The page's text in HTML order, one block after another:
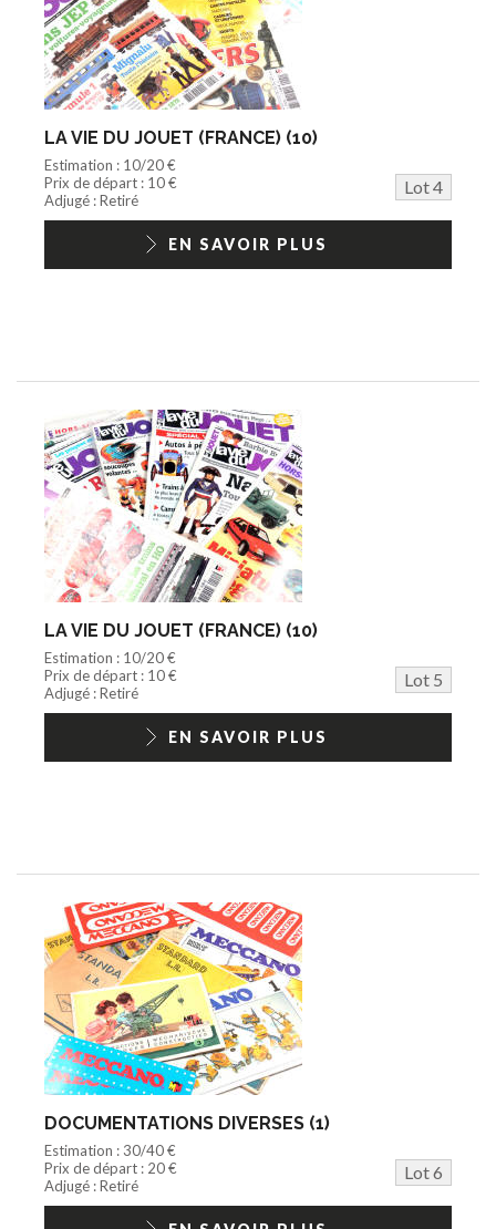
LA VIE DU JOUET (FRANCE) (10)
Estimation : 10/20 €
Prix de départ : 10 €
Lot 4
Adjugé : Retiré
EN SAVOIR PLUS
LA VIE DU JOUET (FRANCE) (10)
Estimation : 10/20 €
Prix de départ : 10 €
Lot 5
Adjugé : Retiré
EN SAVOIR PLUS
DOCUMENTATIONS DIVERSES (1)
Estimation : 30/40 €
Prix de départ : 20 €
Lot 6
Adjugé : Retiré